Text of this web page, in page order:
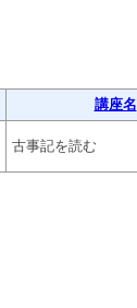
講座名
古事記を読む